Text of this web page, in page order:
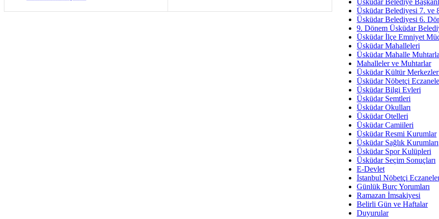
İmar Sorunlarının Genel
Arakan
Bayramın
Ruhsal
Üsküdar
Üsküdar Belediye
Üsküdar Belediyesi 7. ve
Üsküdar Belediyesi 6.
9. Dönem Üsküdar
Üsküdar İlçe Emniyet
Üsküdar Mahalleleri
Üsküdar Mahalle
Mahalleler ve Muhtarlar
Üsküdar Kültür
Üsküdar Nöbetçi
Üsküdar Bilgi Evleri
Üsküdar Semtleri
Üsküdar Okulları
Üsküdar Otelleri
Üsküdar Camiileri
Üsküdar Resmi Kurumlar
Üsküdar Sağlık Kurumları
Üsküdar Spor Kulüpleri
Üsküdar Seçim Sonuçları
E-Devlet
İstanbul Nöbetçi
Günlük Burç Yorumları
Ramazan İmsakiyesi
Belirli Gün ve Haftalar
Duyurular